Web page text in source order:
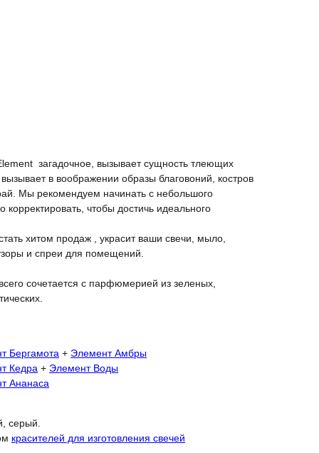
загадочное, вызывает сущность тлеющих
в воображении образы благовоний, костров
Мы рекомендуем начинать с небольшого
корректировать, чтобы достичь идеального
хитом продаж , украсит ваши свечи, мыло,
и спреи для помещений.
сочетается с парфюмерией из зеленых,
Бергамота + Элемент Амбры
Кедра + Элемент Воды
Ананаса
серый.
красителей для изготовления свечей